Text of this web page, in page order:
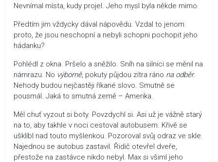
Nevnímal místa, kudy projel. Jeho mysl byla někde mimo.
Předtím jim vždycky dával nápovědu. Vzdal to jenom
proto, že jsou neschopní a nebyli schopni pochopit jeho
hádanku?
Pohlédl z okna. Pršelo a sněžilo. Sníh na silnici se měnil na
námrazu. No výborně, pokuty půjdou zítra ráno na odběr.
Nehody budou nejčastěji říkané slovo. Smutně se
pousmál. Jaká to smutná země – Amerika.
Měl chuť vyzout si boty. Povzdychl si. Asi už je vážně starý
na to, aby takhle v noci cestoval autobusem. Křivě se
ušklíbl nad touto myšlenkou. Pozoroval svůj odraz ve skle.
Najednou se autobus zastavil. Řidič otevřel dveře,
přestože na zastávce nikdo nebyl. Max si všiml jeho